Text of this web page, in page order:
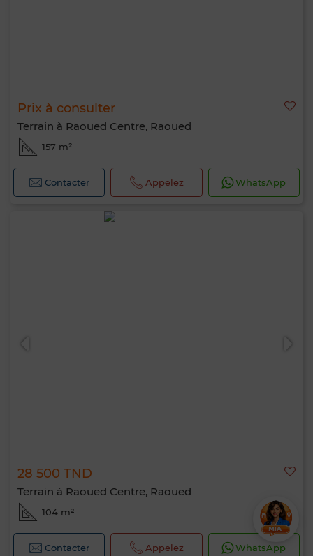
Prix à consulter
Terrain à Raoued Centre, Raoued
157 m²
Contacter Appelez WhatsApp
28 500 TND
Terrain à Raoued Centre, Raoued
104 m²
Contacter Appelez WhatsApp